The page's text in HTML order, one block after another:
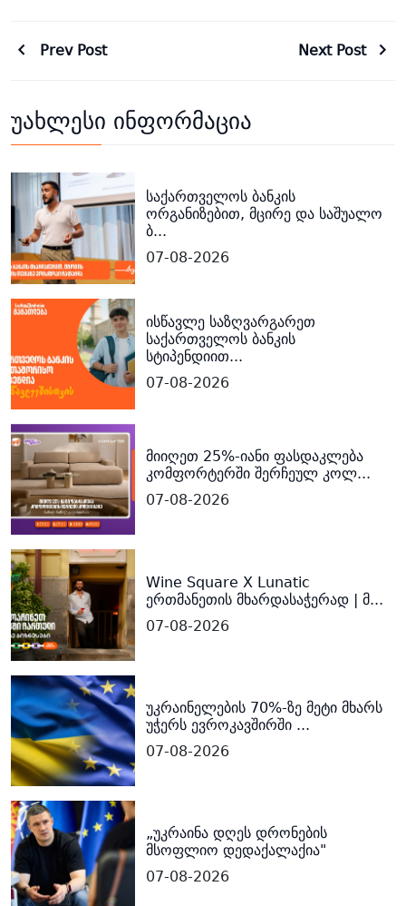
Prev Post Next Post
უახლესი ინფორმაცია
საქართველოს ბანკის
ორგანიზებით, მცირე და საშუალო
ბ...
07-08-2026
ისწავლე საზღვარგარეთ
საქართველოს ბანკის
სტიპენდიით...
07-08-2026
მიიღეთ 25%-იანი ფასდაკლება
კომფორტერში შერჩეულ კოლ...
07-08-2026
Wine Square X Lunatic
ერთმანეთის მხარდასაჭერად | მ...
07-08-2026
უკრაინელების 70%-ზე მეტი მხარს
უჭერს ევროკავშირში ...
07-08-2026
„უკრაინა დღეს დრონების
მსოფლიო დედაქალაქია"
07-08-2026